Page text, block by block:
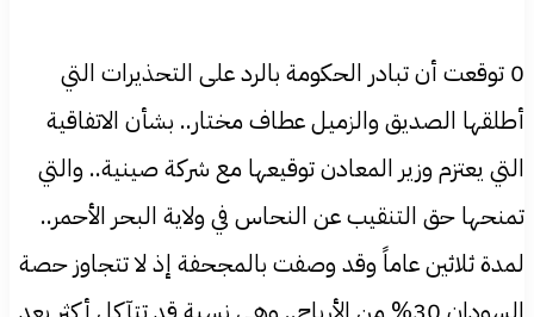
0 توقعت أن تبادر الحكومة بالرد على التحذيرات التي
أطلقها الصديق والزميل عطاف مختار.. بشأن الاتفاقية
التي يعتزم وزير المعادن توقيعها مع شركة صينية.. والتي
تمنحها حق التنقيب عن النحاس في ولاية البحر الأحمر..
لمدة ثلاثين عاماً وقد وصفت بالمجحفة إذ لا تتجاوز حصة